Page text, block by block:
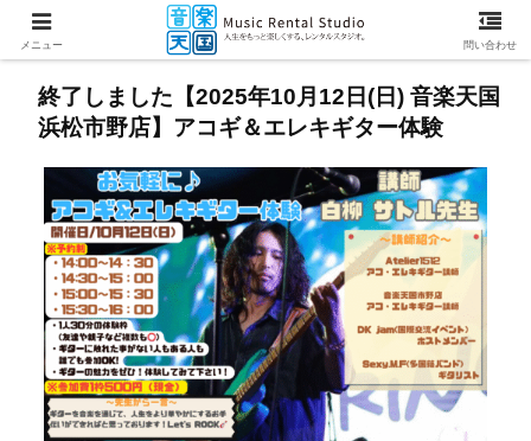
終了しました【2025年10月12日(日) 音楽天国
浜松市野店】アコギ＆エレキギター体験
メニュー 問い合わせ